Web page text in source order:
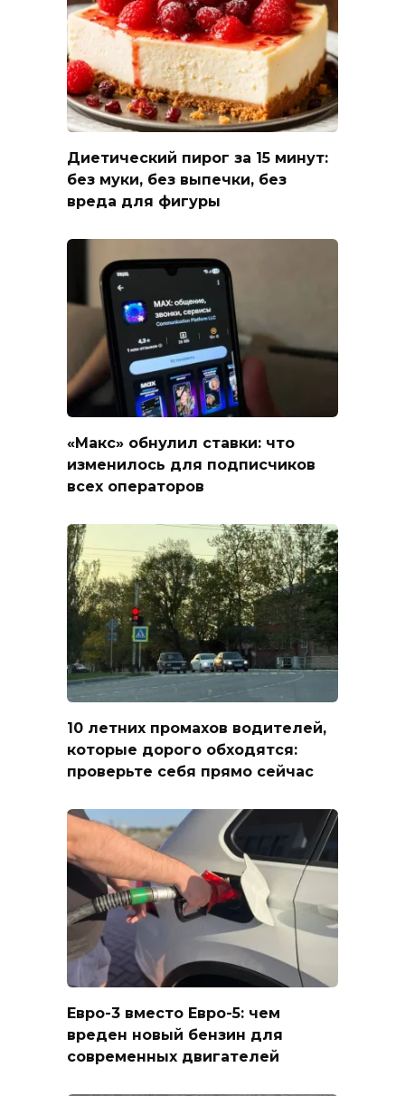
Диетический пирог за 15 минут:
без муки, без выпечки, без
вреда для фигуры
«Макс» обнулил ставки: что
изменилось для подписчиков
всех операторов
10 летних промахов водителей,
которые дорого обходятся:
проверьте себя прямо сейчас
Евро-3 вместо Евро-5: чем
вреден новый бензин для
современных двигателей